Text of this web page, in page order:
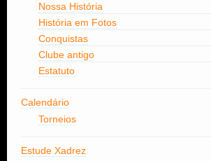
Nossa História
História em Fotos
Conquistas
Clube antigo
Estatuto
Calendário
Torneios
Estude Xadrez